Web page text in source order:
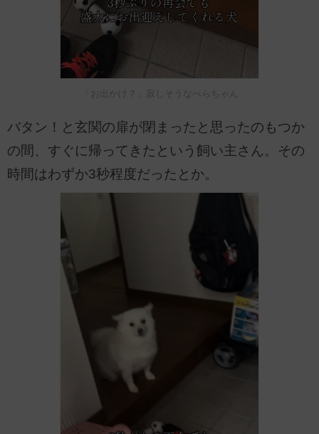
「お出かけ？」寂しそうなべらちゃん
バタン！と玄関の扉が閉まったと思ったのもつか
の間、すぐに帰ってきたという飼い主さん。その
時間はわずか3秒程度だったとか。